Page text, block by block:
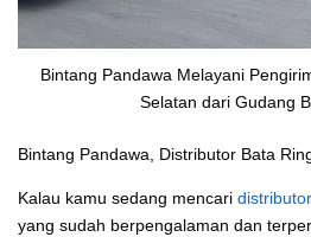
Bintang Pandawa Melayani
Selatan dari Gudang
Bintang Pandawa, Distributor Bata
Kalau kamu sedang mencari
yang sudah berpengalaman dan